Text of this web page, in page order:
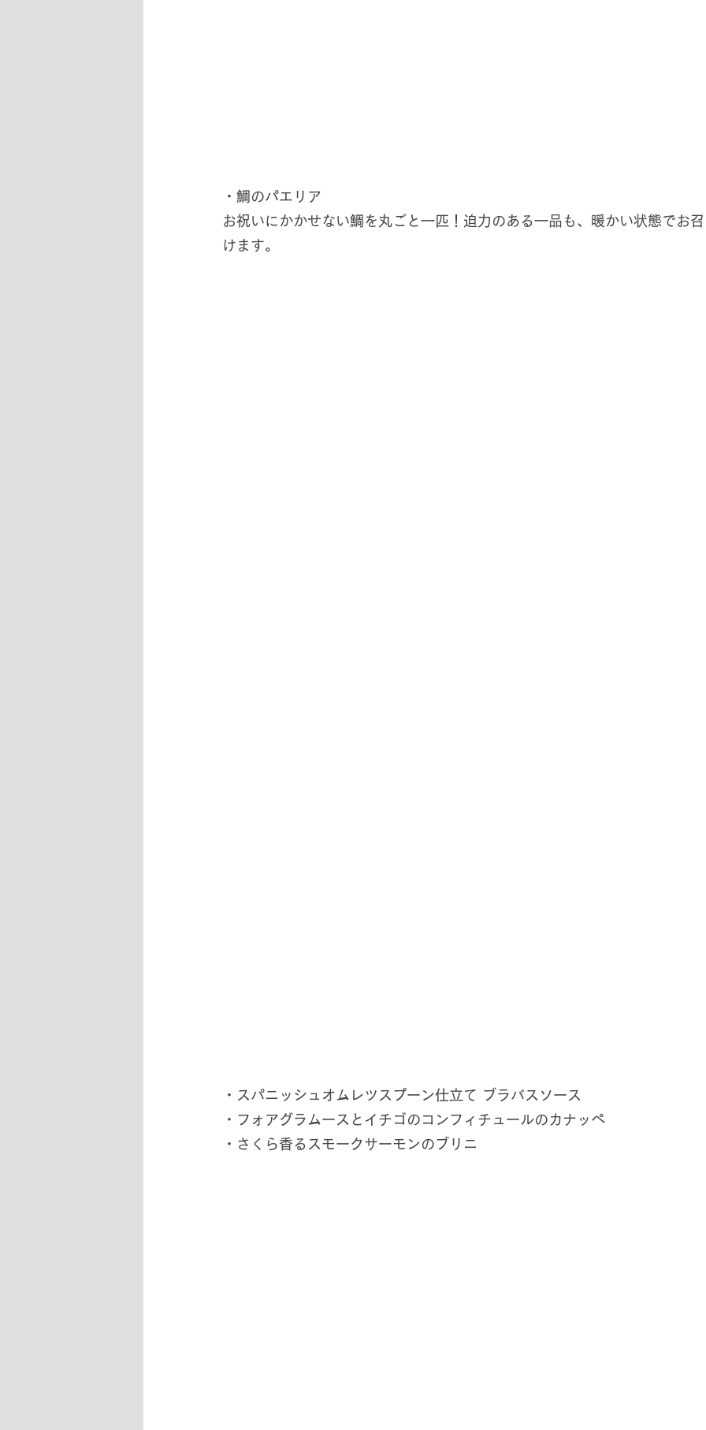
・鯛のパエリア
お祝いにかかせない鯛を丸ごと一匹！迫力のある一品も、暖かい状態でお
けます。
・スパニッシュオムレツスプーン仕立て ブラバスソース
・フォアグラムースとイチゴのコンフィチュールのカナッペ
・さくら香るスモークサーモンのブリニ